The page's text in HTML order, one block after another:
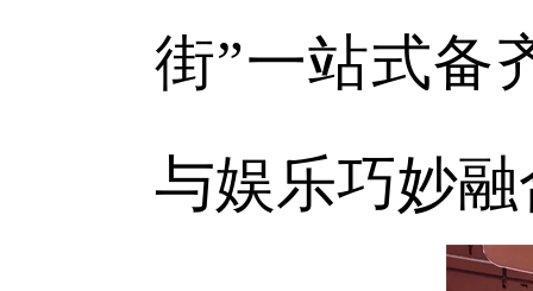
街”一站式备
与娱乐巧妙